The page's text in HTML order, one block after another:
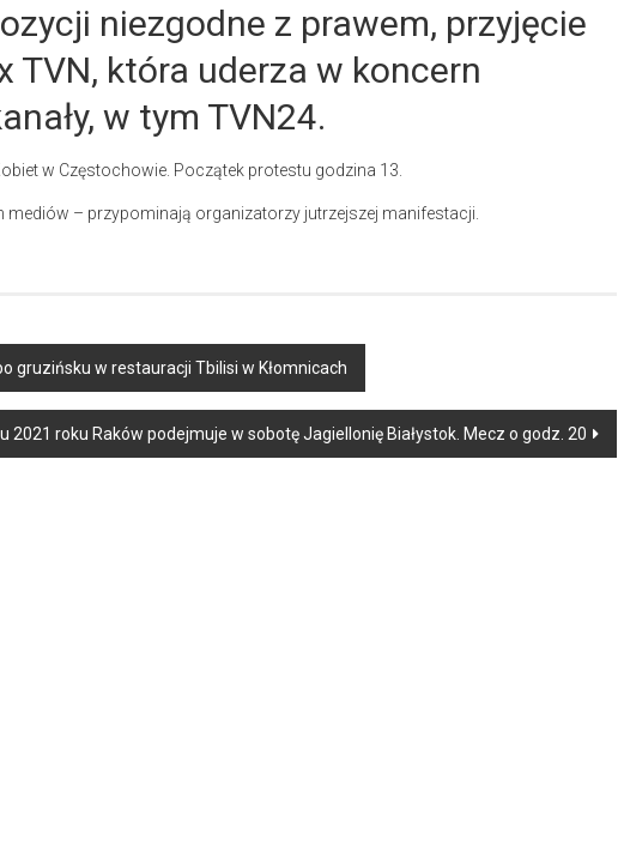
niezgodne z prawem, przyjęcie
TVN, która uderza w koncern
w tym TVN24.
w Częstochowie. Początek protestu godzina 13.
mediów – przypominają organizatorzy jutrzejszej manifestacji.
gruzińsku w restauracji Tbilisi w Kłomnicach
roku Raków podejmuje w sobotę Jagiellonię Białystok. Mecz o godz. 20